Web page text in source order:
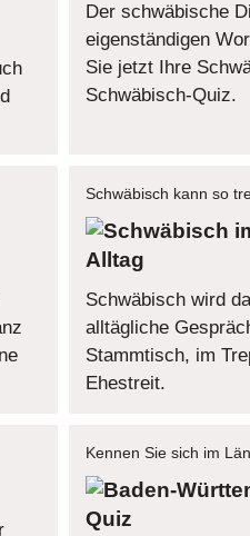
Der schwäbische
eigenständigen
Sie jetzt Ihre
Schwäbisch-Quiz.
Schwäbisch kann so
Alltag
Schwäbisch wird
alltägliche
Stammtisch, im
Ehestreit.
Kennen Sie sich im
Quiz